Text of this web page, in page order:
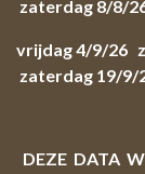
zaterdag 8/8/
vrijdag 4/9/26
zaterdag 19/9/
DEZE DATA